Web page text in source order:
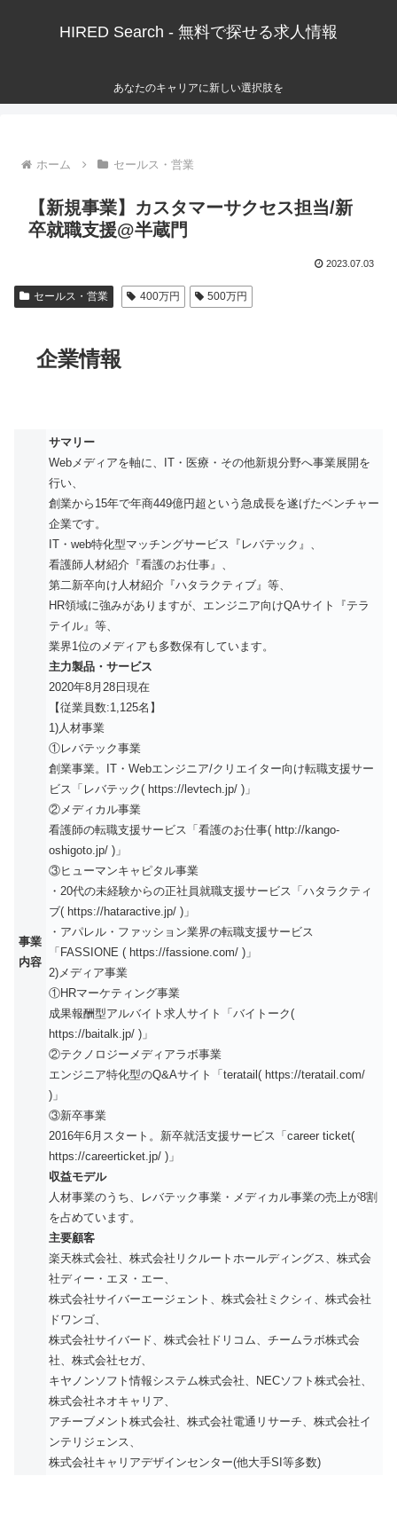
HIRED Search - 無料で探せる求人情報
あなたのキャリアに新しい選択肢を
ホーム セールス・営業
【新規事業】カスタマーサクセス担当/新
卒就職支援@半蔵門
2023.07.03
セールス・営業 400万円 500万円
企業情報
事業
内容
サマリー
Webメディアを軸に、IT・医療・その他新規分野へ事業展開を
行い、
創業から15年で年商449億円超という急成長を遂げたベンチャー
企業です。
IT・web特化型マッチングサービス『レバテック』、
看護師人材紹介『看護のお仕事』、
第二新卒向け人材紹介『ハタラクティブ』等、
HR領域に強みがありますが、エンジニア向けQAサイト『テラ
テイル』等、
業界1位のメディアも多数保有しています。
主力製品・サービス
2020年8月28日現在
【従業員数:1,125名】
1)人材事業
①レバテック事業
創業事業。IT・Webエンジニア/クリエイター向け転職支援サー
ビス「レバテック( https://levtech.jp/ )」
②メディカル事業
看護師の転職支援サービス「看護のお仕事( http://kango-
oshigoto.jp/ )」
③ヒューマンキャピタル事業
・20代の未経験からの正社員就職支援サービス「ハタラクティ
ブ( https://hataractive.jp/ )」
・アパレル・ファッション業界の転職支援サービス
「FASSIONE ( https://fassione.com/ )」
2)メディア事業
①HRマーケティング事業
成果報酬型アルバイト求人サイト「バイトーク(
https://baitalk.jp/ )」
②テクノロジーメディアラボ事業
エンジニア特化型のQ&Aサイト「teratail( https://teratail.com/
)」
③新卒事業
2016年6月スタート。新卒就活支援サービス「career ticket(
https://careerticket.jp/ )」
収益モデル
人材事業のうち、レバテック事業・メディカル事業の売上が8割
を占めています。
主要顧客
楽天株式会社、株式会社リクルートホールディングス、株式会
社ディー・エヌ・エー、
株式会社サイバーエージェント、株式会社ミクシィ、株式会社
ドワンゴ、
株式会社サイバード、株式会社ドリコム、チームラボ株式会
社、株式会社セガ、
キヤノンソフト情報システム株式会社、NECソフト株式会社、
株式会社ネオキャリア、
アチーブメント株式会社、株式会社電通リサーチ、株式会社イ
ンテリジェンス、
株式会社キャリアデザインセンター(他大手SI等多数)